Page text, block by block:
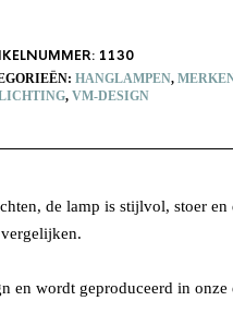
1130
HANGLAMPEN,
, VM-DESIGN
de lamp is stijlvol, stoer en
en wordt geproduceerd in onze